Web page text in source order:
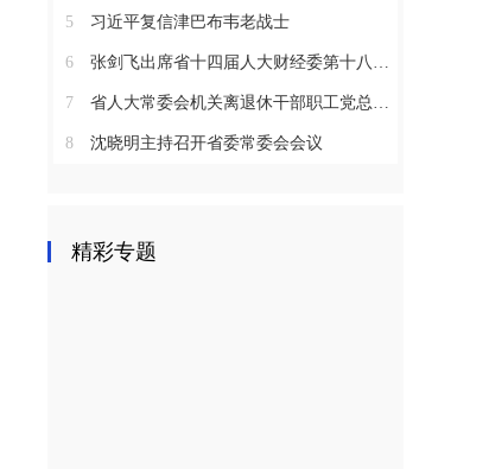
5 习近平复信津巴布韦老战士
6 张剑飞出席省十四届人大财经委第十八次全体会议
7 省人大常委会机关离退休干部职工党总支召开2025年度总结表彰大会
8 沈晓明主持召开省委常委会会议
精彩专题